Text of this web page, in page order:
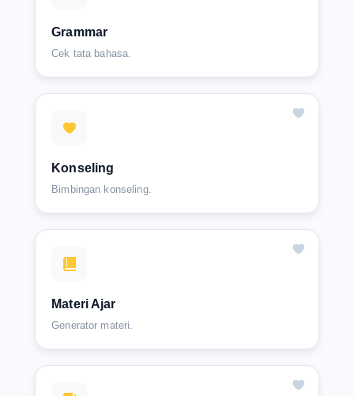
Grammar
Cek tata bahasa.
Konseling
Bimbingan konseling.
Materi Ajar
Generator materi.